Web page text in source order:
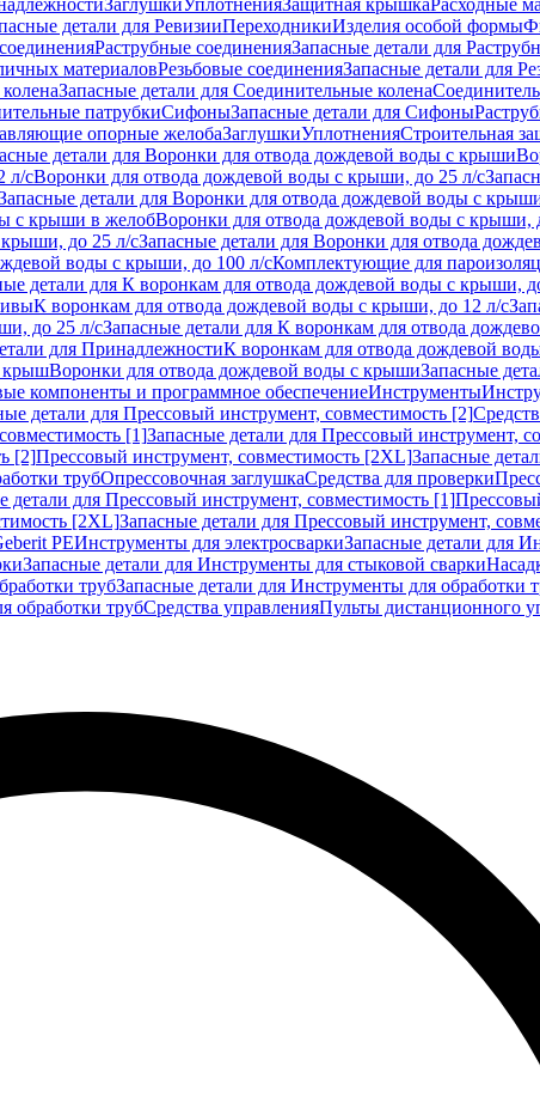
ЗаглушкиУплотненияЗащитная крышкаРасходные
детали для РевизииПереходникиИзделия особой формы
Раструбные соединенияЗапасные детали для
материаловРезьбовые соединенияЗапасные детали для
Запасные детали для Соединительные колена
патрубкиСифоныЗапасные детали для Сифоны
опорные желобаЗаглушкиУплотненияСтроительная
детали для Воронки для отвода дождевой воды с крыши
л/сВоронки для отвода дождевой воды с крыши, до 25 л/с
детали для Воронки для отвода дождевой воды с
с крыши в желобВоронки для отвода дождевой воды с крыши,
до 25 л/сЗапасные детали для Воронки для отвода
воды с крыши, до 100 л/сКомплектующие для
детали для К воронкам для отвода дождевой воды с крыши,
К воронкам для отвода дождевой воды с крыши, до 12 л/с
до 25 л/сЗапасные детали для К воронкам для отвода
для ПринадлежностиК воронкам для отвода дождевой
крышВоронки для отвода дождевой воды с крышиЗапасные
компоненты и программное обеспечениеИнструменты
детали для Прессовый инструмент, совместимость [2]
[1]Запасные детали для Прессовый инструмент,
[2]Прессовый инструмент, совместимость [2XL]Запасные
трубОпрессовочная заглушкаСредства для проверки
детали для Прессовый инструмент, совместимость [1]
[2XL]Запасные детали для Прессовый инструмент,
PEИнструменты для электросваркиЗапасные детали для
Запасные детали для Инструменты для стыковой сварки
трубЗапасные детали для Инструменты для обработки
обработки трубСредства управленияПульты дистанционного